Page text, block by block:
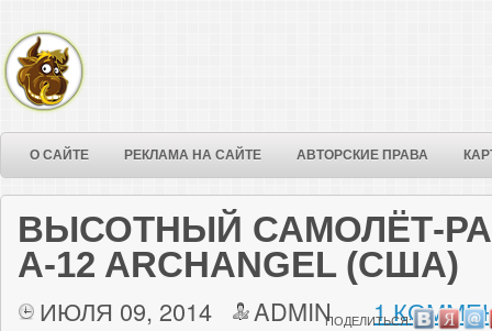
О САЙТЕ РЕКЛАМА НА САЙТЕ АВТОРСКИЕ ПРАВА
ВЫСОТНЫЙ САМОЛЁТ-
A-12 ARCHANGEL (США)
ИЮЛЯ 09, 2014 ADMIN 1
ПОДЕЛИТЬСЯ: